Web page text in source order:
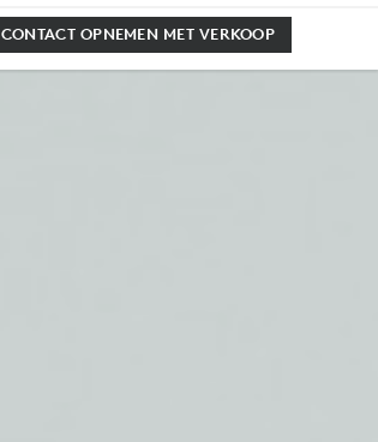
CONTACT OPNEMEN MET VERKOOP